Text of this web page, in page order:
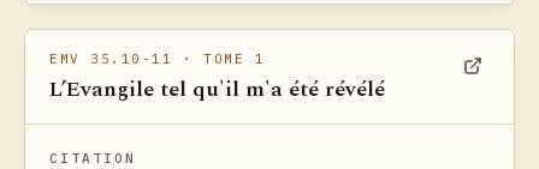
EMV 35.10-11 · TOME 1
L’Evangile tel qu'il m'a été révélé
CITATION